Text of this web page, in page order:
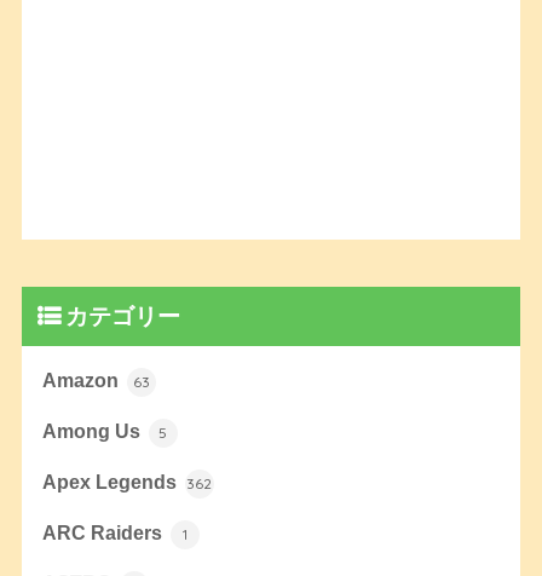
カテゴリー
Amazon 63
Among Us 5
Apex Legends 362
ARC Raiders 1